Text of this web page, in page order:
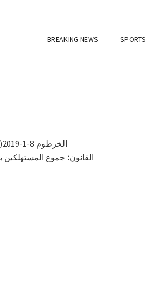
BREAKING NEWS SPORTS
القانون؛ جموع